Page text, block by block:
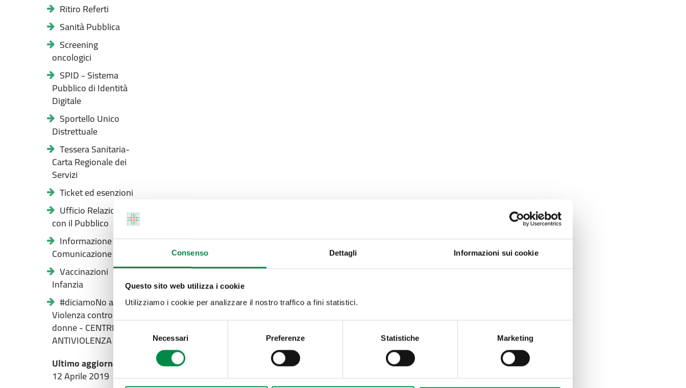
Consenso Dettagli Informazioni sui cookie
Questo sito web utilizza i cookie
Utilizziamo i cookie per analizzare il nostro traffico a fini statistici.
Selezione
Necessari Preferenze Statistiche Marketing
Ritiro Referti
Sanità Pubblica
Screening
oncologici
SPID - Sistema
Pubblico di Identità
Digitale
Sportello Unico
Distrettuale
Tessera Sanitaria-
Carta Regionale dei
Servizi
Ticket ed esenzioni
Ufficio Relazioni
con il Pubblico
Informazione e
Comunicazione
Vaccinazioni
Infanzia
#diciamoNo alla
Violenza contro le
donne - CENTRI
ANTIVIOLENZA
Ultimo aggiornamento pagina:
12 Aprile 2019